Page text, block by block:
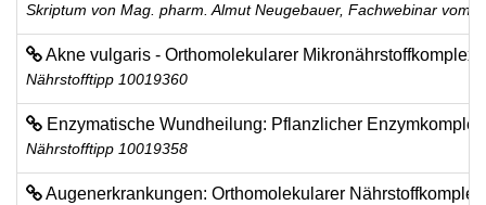
Skriptum von Mag. pharm. Almut Neugebauer, Fachwebinar vom
Akne vulgaris - Orthomolekularer Mikronährstoffkomplex
Nährstofftipp 10019360
Enzymatische Wundheilung: Pflanzlicher
Nährstofftipp 10019358
Augenerkrankungen: Orthomolekularer